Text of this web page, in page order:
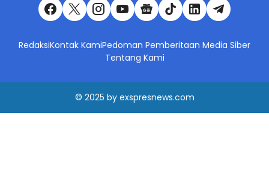
RedaksiKontak KamiPedoman Pemberitaan Media Siber
Tentang Kami
© 2025 by exspresnews.com